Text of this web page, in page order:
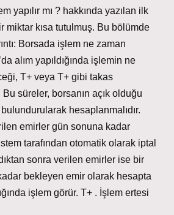
yapılır mı ? hakkında yazılan ilk
miktar kısa tutulmuş. Bu bölümde
Borsada işlem ne zaman
alım yapıldığında işlemin ne
T+ veya T+ gibi takas
Bu süreler, borsanın açık olduğu
hesaplanmalıdır.
emirler gün sonuna kadar
tarafından otomatik olarak iptal
sonra verilen emirler ise bir
bekleyen emir olarak hesapta
işlem görür. T+ . İşlem ertesi